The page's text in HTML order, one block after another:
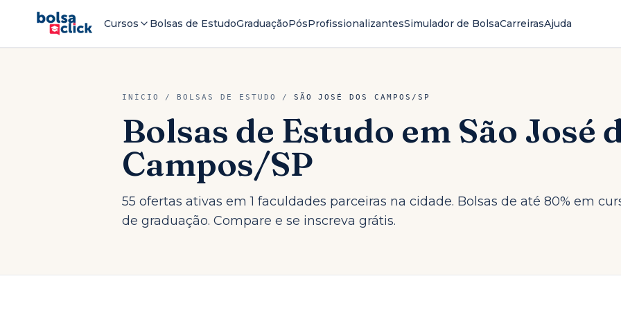
Cursos Bolsas de EstudoGraduaçãoPósProfissionalizantesSimulador de BolsaCarreirasAjuda
INÍCIO / BOLSAS DE ESTUDO / SÃO JOSÉ DOS CAMPOS /SP
Bolsas de Estudo em São José
Campos/SP
55 ofertas ativas em 1 faculdades parceiras na cidade. Bolsas de até 80% em
de graduação. Compare e se inscreva grátis.